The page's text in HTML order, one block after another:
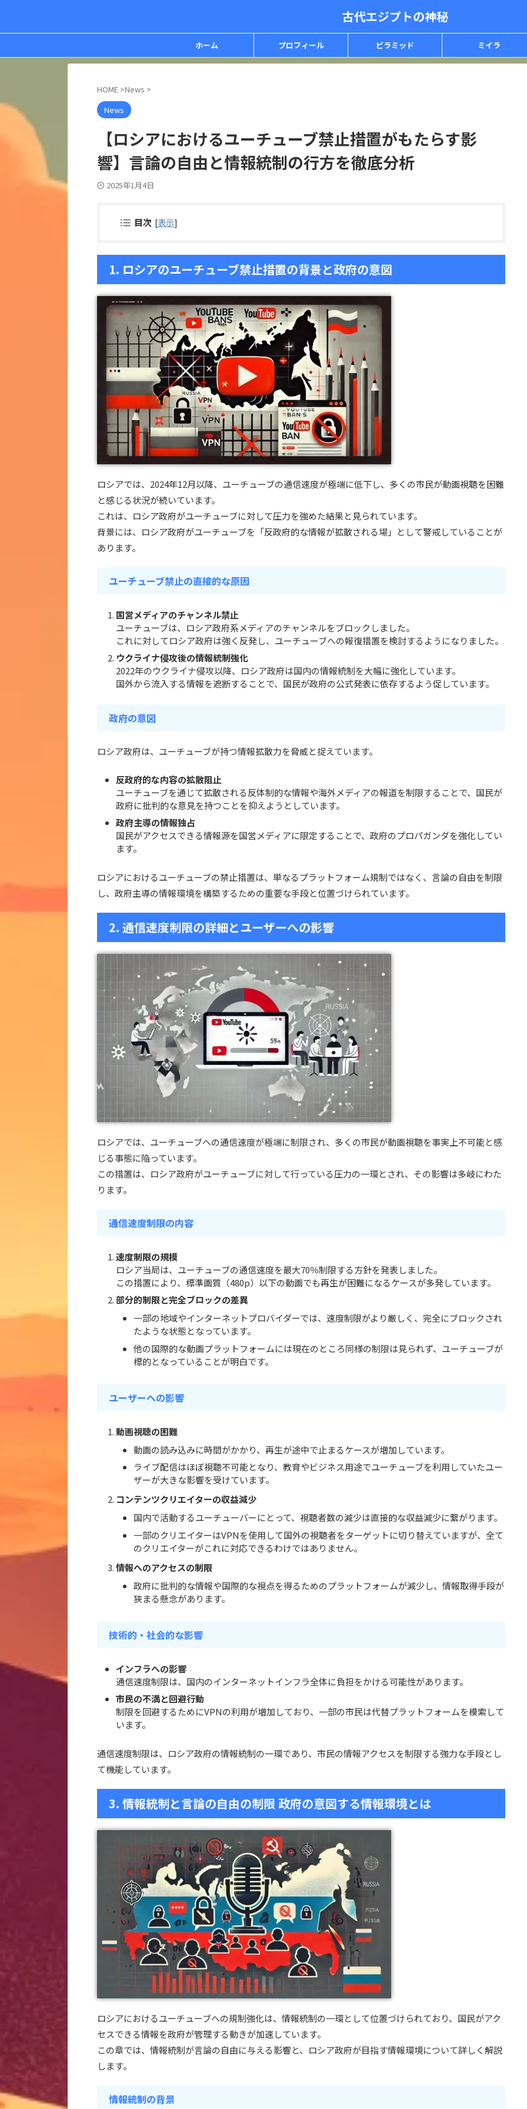
古代エジプトの神秘
ホーム プロフィール ピラミッド ミイラ
HOME >News >
News
【ロシアにおけるユーチューブ禁止措置がもたらす影
響】言論の自由と情報統制の行方を徹底分析
2025年1月4日
目次 [表示]
1. ロシアのユーチューブ禁止措置の背景と政府の意図
ロシアでは、2024年12月以降、ユーチューブの通信速度が極端に低下し、多くの市民が動画視聴を困難
と感じる状況が続いています。
これは、ロシア政府がユーチューブに対して圧力を強めた結果と見られています。
背景には、ロシア政府がユーチューブを「反政府的な情報が拡散される場」として警戒していることが
あります。
ユーチューブ禁止の直接的な原因
国営メディアのチャンネル禁止
ユーチューブは、ロシア政府系メディアのチャンネルをブロックしました。
これに対してロシア政府は強く反発し、ユーチューブへの報復措置を検討するようになりました。
ウクライナ侵攻後の情報統制強化
2022年のウクライナ侵攻以降、ロシア政府は国内の情報統制を大幅に強化しています。
国外から流入する情報を遮断することで、国民が政府の公式発表に依存するよう促しています。
政府の意図
ロシア政府は、ユーチューブが持つ情報拡散力を脅威と捉えています。
反政府的な内容の拡散阻止
ユーチューブを通じて拡散される反体制的な情報や海外メディアの報道を制限することで、国民が
政府に批判的な意見を持つことを抑えようとしています。
政府主導の情報独占
国民がアクセスできる情報源を国営メディアに限定することで、政府のプロパガンダを強化してい
ます。
ロシアにおけるユーチューブの禁止措置は、単なるプラットフォーム規制ではなく、言論の自由を制限
し、政府主導の情報環境を構築するための重要な手段と位置づけられています。
2. 通信速度制限の詳細とユーザーへの影響
ロシアでは、ユーチューブへの通信速度が極端に制限され、多くの市民が動画視聴を事実上不可能と感
じる事態に陥っています。
この措置は、ロシア政府がユーチューブに対して行っている圧力の一環とされ、その影響は多岐にわた
ります。
通信速度制限の内容
速度制限の規模
ロシア当局は、ユーチューブの通信速度を最大70％制限する方針を発表しました。
この措置により、標準画質（480p）以下の動画でも再生が困難になるケースが多発しています。
部分的制限と完全ブロックの差異
一部の地域やインターネットプロバイダーでは、速度制限がより厳しく、完全にブロックされ
たような状態となっています。
他の国際的な動画プラットフォームには現在のところ同様の制限は見られず、ユーチューブが
標的となっていることが明白です。
ユーザーへの影響
動画視聴の困難
動画の読み込みに時間がかかり、再生が途中で止まるケースが増加しています。
ライブ配信はほぼ視聴不可能となり、教育やビジネス用途でユーチューブを利用していたユー
ザーが大きな影響を受けています。
コンテンツクリエイターの収益減少
国内で活動するユーチューバーにとって、視聴者数の減少は直接的な収益減少に繋がります。
一部のクリエイターはVPNを使用して国外の視聴者をターゲットに切り替えていますが、全て
のクリエイターがこれに対応できるわけではありません。
情報へのアクセスの制限
政府に批判的な情報や国際的な視点を得るためのプラットフォームが減少し、情報取得手段が
狭まる懸念があります。
技術的・社会的な影響
インフラへの影響
通信速度制限は、国内のインターネットインフラ全体に負担をかける可能性があります。
市民の不満と回避行動
制限を回避するためにVPNの利用が増加しており、一部の市民は代替プラットフォームを模索して
います。
通信速度制限は、ロシア政府の情報統制の一環であり、市民の情報アクセスを制限する強力な手段とし
て機能しています。
3. 情報統制と言論の自由の制限 政府の意図する情報環境とは
ロシアにおけるユーチューブへの規制強化は、情報統制の一環として位置づけられており、国民がアク
セスできる情報を政府が管理する動きが加速しています。
この章では、情報統制が言論の自由に与える影響と、ロシア政府が目指す情報環境について詳しく解説
します。
情報統制の背景